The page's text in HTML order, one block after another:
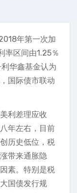
年第一次加
率区间由1.25％
华鑫基金认为
国际债市联动
利差理应收
年左右，目前
历史低位，税
带来通胀隐
素。特别是税
国债发行规